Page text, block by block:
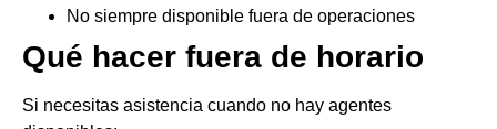
No siempre disponible fuera de operaciones
Qué hacer fuera de horario
Si necesitas asistencia cuando no hay agentes